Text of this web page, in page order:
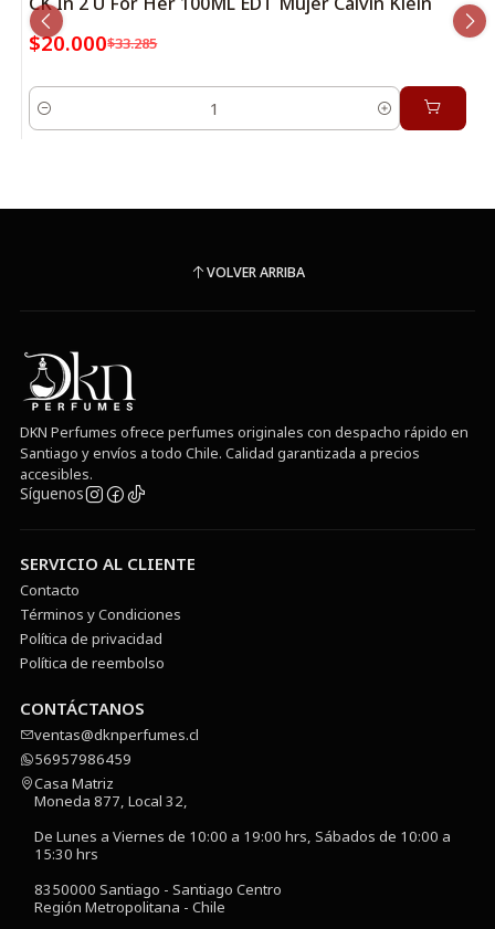
$20.000$33.285
Cantidad
VOLVER ARRIBA
DKN Perfumes ofrece perfumes originales con despacho rápido en
Santiago y envíos a todo Chile. Calidad garantizada a precios
accesibles.
Síguenos
SERVICIO AL CLIENTE
Contacto
Términos y Condiciones
Política de privacidad
Política de reembolso
CONTÁCTANOS
ventas@dknperfumes.cl
56957986459
Casa Matriz
Moneda 877, Local 32,
De Lunes a Viernes de 10:00 a 19:00 hrs, Sábados de 10:00 a
15:30 hrs
8350000 Santiago - Santiago Centro
Región Metropolitana - Chile